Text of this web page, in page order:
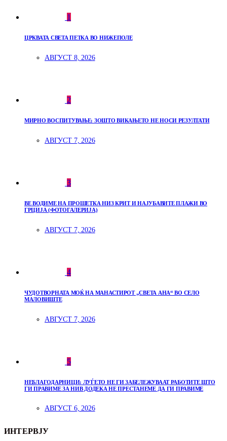
1
ЦРКВАТА СВЕТА ПЕТКА ВО НИЖЕПОЛЕ
АВГУСТ 8, 2026
2
МИРНО ВОСПИТУВАЊЕ: ЗОШТО ВИКАЊЕТО НЕ НОСИ РЕЗУЛТАТИ
АВГУСТ 7, 2026
3
ВЕ ВОДИМЕ НА ПРОШЕТКА НИЗ КРИТ И НАЈУБАВИТЕ ПЛАЖИ ВО
ГРЦИЈА (ФОТОГАЛЕРИЈА)
АВГУСТ 7, 2026
4
ЧУДОТВОРНАТА МОЌ НА МАНАСТИРОТ „СВЕТА АНА“ ВО СЕЛО
МАЛОВИШТЕ
АВГУСТ 7, 2026
5
НЕБЛАГОДАРНИЦИ: ЛУЃЕТО НЕ ГИ ЗАБЕЛЕЖУВААТ РАБОТИТЕ ШТО
ГИ ПРАВИМЕ ЗА НИВ ДОДЕКА НЕ ПРЕСТАНЕМЕ ДА ГИ ПРАВИМЕ
АВГУСТ 6, 2026
ИНТЕРВЈУ